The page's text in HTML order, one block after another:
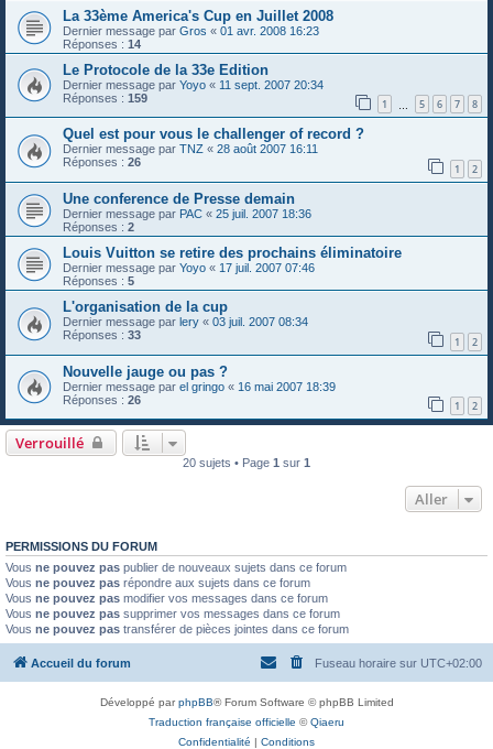
La 33ème America's Cup en Juillet 2008
Dernier message par Gros « 01 avr. 2008 16:23
Réponses : 14
Le Protocole de la 33e Edition
Dernier message par Yoyo « 11 sept. 2007 20:34
Réponses : 159 1 5 6 7 8
Quel est pour vous le challenger of record ?
Dernier message par TNZ « 28 août 2007 16:11
Réponses : 26 1 2
Une conference de Presse demain
Dernier message par PAC « 25 juil. 2007 18:36
Réponses : 2
Louis Vuitton se retire des prochains éliminatoire
Dernier message par Yoyo « 17 juil. 2007 07:46
Réponses : 5
L'organisation de la cup
Dernier message par lery « 03 juil. 2007 08:34
Réponses : 33 1 2
Nouvelle jauge ou pas ?
Dernier message par el gringo « 16 mai 2007 18:39
Réponses : 26 1 2
Verrouillé
20 sujets • Page 1 sur 1
Aller
PERMISSIONS DU FORUM
Vous ne pouvez pas publier de nouveaux sujets dans ce forum
Vous ne pouvez pas répondre aux sujets dans ce forum
Vous ne pouvez pas modifier vos messages dans ce forum
Vous ne pouvez pas supprimer vos messages dans ce forum
Vous ne pouvez pas transférer de pièces jointes dans ce forum
Accueil du forum Fuseau horaire sur UTC+02:00
Développé parphpBB® Forum Software © phpBB Limited
Traduction française officielle ©Qiaeru
Confidentialité | Conditions